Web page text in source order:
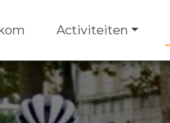
Activiteiten